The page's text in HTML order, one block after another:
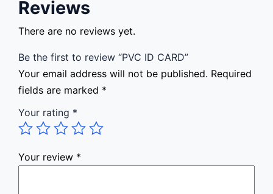
Reviews
There are no reviews yet.
Be the first to review “PVC ID CARD”
Your email address will not be published. Required
fields are marked *
Your rating *
Your review *